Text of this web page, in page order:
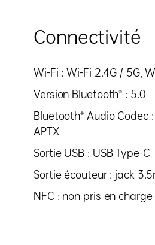
Connectivité
Wi-Fi : Wi-Fi 2.4G / 5G,
Version Bluetooth® : 5.0
Bluetooth® Audio Codec
APTX
Sortie USB : USB Type-C
Sortie écouteur : jack
NFC : non pris en charge